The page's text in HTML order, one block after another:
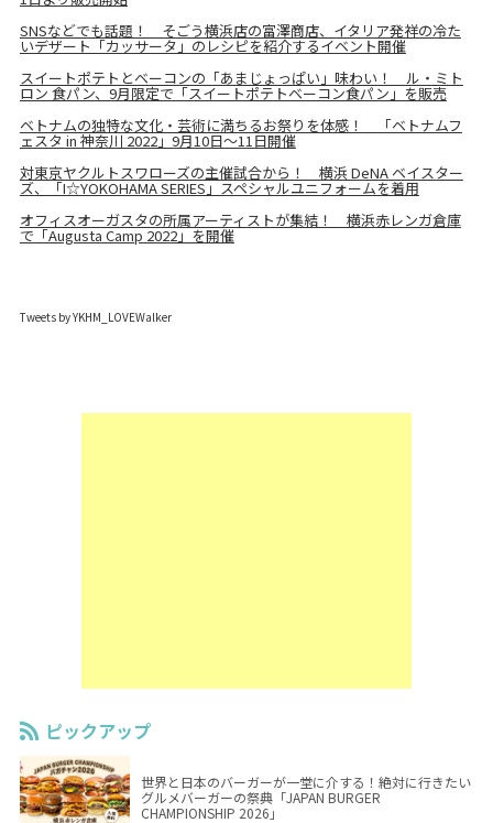
SNSなどでも話題！ そごう横浜店の富澤商店、イタリア発祥の冷た
いデザート「カッサータ」のレシピを紹介するイベント開催
スイートポテトとベーコンの「あまじょっぱい」味わい！ ル・ミト
ロン 食パン、9月限定で「スイートポテトベーコン食パン」を販売
ベトナムの独特な文化・芸術に満ちるお祭りを体感！ 「ベトナムフ
ェスタ in 神奈川 2022」9月10日～11日開催
対東京ヤクルトスワローズの主催試合から！ 横浜 DeNA ベイスター
ズ、「I☆YOKOHAMA SERIES」スペシャルユニフォームを着用
オフィスオーガスタの所属アーティストが集結！ 横浜赤レンガ倉庫
で「Augusta Camp 2022」を開催
Tweets by YKHM_LOVEWalker
ピックアップ
世界と日本のバーガーが一堂に介する！絶対に行きたい
グルメバーガーの祭典「JAPAN BURGER
CHAMPIONSHIP 2026」